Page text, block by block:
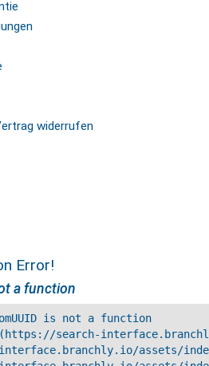
widerrufen
Error!
a function
is not a function
search-
assets/